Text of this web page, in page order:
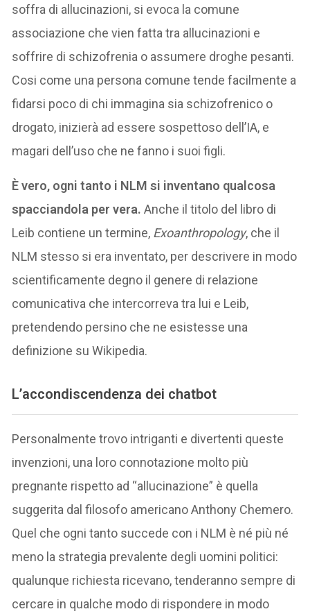
soffra di allucinazioni, si evoca la comune
associazione che vien fatta tra allucinazioni e
soffrire di schizofrenia o assumere droghe pesanti.
Cosi come una persona comune tende facilmente a
fidarsi poco di chi immagina sia schizofrenico o
drogato, inizierà ad essere sospettoso dell’IA, e
magari dell’uso che ne fanno i suoi figli.
È vero, ogni tanto i NLM si inventano qualcosa
spacciandola per vera.Anche il titolo del libro di
Leib contiene un termine, Exoanthropology, che il
NLM stesso si era inventato, per descrivere in modo
scientificamente degno il genere di relazione
comunicativa che intercorreva tra lui e Leib,
pretendendo persino che ne esistesse una
definizione su Wikipedia.
L’accondiscendenza dei chatbot
Personalmente trovo intriganti e divertenti queste
invenzioni, una loro connotazione molto più
pregnante rispetto ad “allucinazione” è quella
suggerita dal filosofo americano Anthony Chemero.
Quel che ogni tanto succede con i NLM è né più né
meno la strategia prevalente degli uomini politici:
qualunque richiesta ricevano, tenderanno sempre di
cercare in qualche modo di rispondere in modo